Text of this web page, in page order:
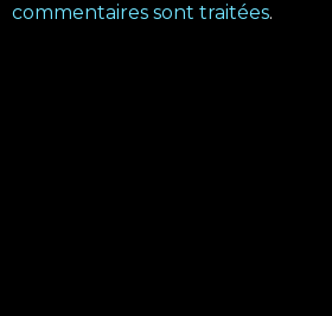
commentaires sont traitées.